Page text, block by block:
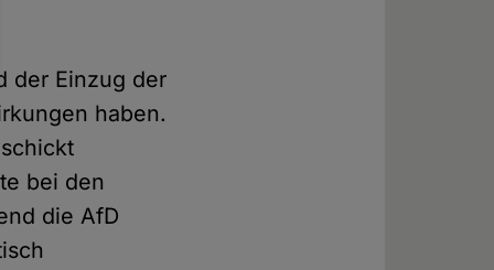
der Einzug der
haben.
bei den
die AfD